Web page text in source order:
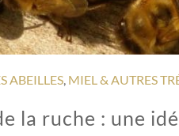
ABEILLES, MIEL & AUTRES
la ruche : une